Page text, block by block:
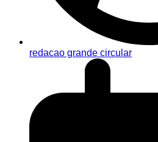
redacao grande circular